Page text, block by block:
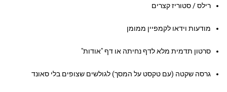
רילס / סטוריז קצרים
מודעות וידאו לקמפיין ממומן
סרטון תדמית מלא לדף נחיתה או דף "אודות"
גרסה שקטה (עם טקסט על המסך) לגולשים שצופים בלי סאונד